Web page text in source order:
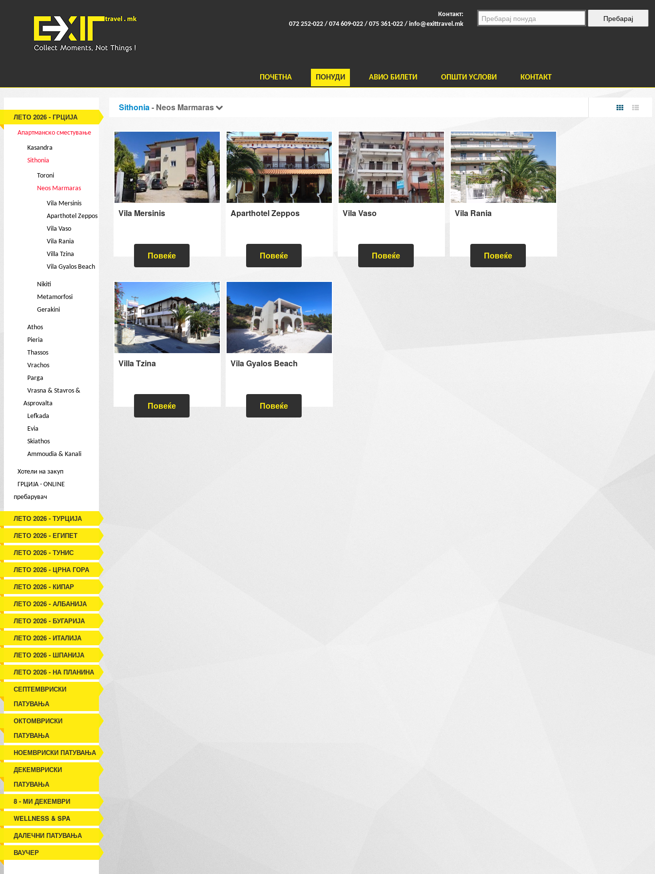
Контакт:
072 252-022 / 074 609-022 / 075 361-022 / info@exittravel.mk
ПОЧЕТНА ПОНУДИ АВИО БИЛЕТИ ОПШТИ УСЛОВИ КОНТАКТ
ЛЕТО 2026 - ГРЦИЈА
Апартманско сместување
Kasandra
Sithonia
Toroni
Neos Marmaras
Vila Mersinis
Aparthotel Zeppos
Vila Vaso
Vila Rania
Villa Tzina
Vila Gyalos Beach
Nikiti
Metamorfosi
Gerakini
Athos
Pieria
Thassos
Vrachos
Parga
Vrasna & Stavros &
Asprovalta
Lefkada
Evia
Skiathos
Ammoudia & Kanali
Хотели на закуп
ГРЦИЈА - ONLINE
пребарувач
ЛЕТО 2026 - ТУРЦИЈА
ЛЕТО 2026 - ЕГИПЕТ
ЛЕТО 2026 - ТУНИС
ЛЕТО 2026 - ЦРНА ГОРА
ЛЕТО 2026 - КИПАР
ЛЕТО 2026 - АЛБАНИЈА
ЛЕТО 2026 - БУГАРИЈА
ЛЕТО 2026 - ИТАЛИЈА
ЛЕТО 2026 - ШПАНИЈА
ЛЕТО 2026 - НА ПЛАНИНА
СЕПТЕМВРИСКИ
ПАТУВАЊА
ОКТОМВРИСКИ
ПАТУВАЊА
НОЕМВРИСКИ ПАТУВАЊА
ДЕКЕМВРИСКИ
ПАТУВАЊА
8 - МИ ДЕКЕМВРИ
WELLNESS & SPA
ДАЛЕЧНИ ПАТУВАЊА
ВАУЧЕР
Sithonia- Neos Marmaras
Vila Mersinis
Повеќе
Aparthotel Zeppos
Повеќе
Vila Vaso
Повеќе
Vila Rania
Повеќе
Villa Tzina
Повеќе
Vila Gyalos Beach
Повеќе